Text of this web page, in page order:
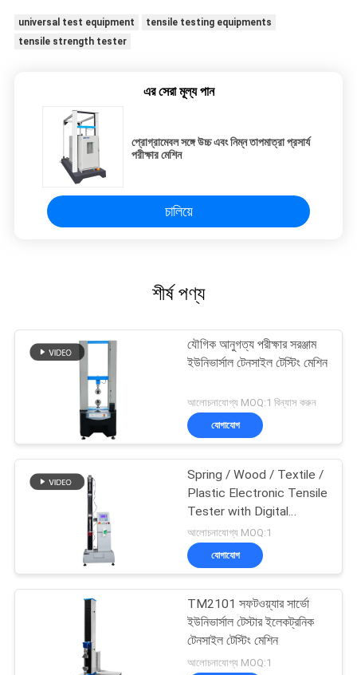
universal test equipment
tensile testing equipments
tensile strength tester
এর সেরা মূল্য পান
প্রোগ্রামেবল সঙ্গে উচ্চ এবং নিম্ন তাপমাত্রা প্রসার্য
পরীক্ষার মেশিন
চালিয়ে
শীর্ষ পণ্য
যৌগিক আনুগত্য পরীক্ষার সরঞ্জাম
ইউনিভার্সাল টেনসাইল টেস্টিং মেশিন
আলোচনাযোগ্য MOQ:1 বিন্যাস করুন
যোগাযোগ
Spring / Wood / Textile /
Plastic Electronic Tensile
Tester with Digital
Display
আলোচনাযোগ্য MOQ:1
যোগাযোগ
TM2101 সফটওয়্যার সার্ভো
ইউনিভার্সাল টেস্টার ইলেকট্রনিক
টেনসাইল টেস্টিং মেশিন
আলোচনাযোগ্য MOQ:1